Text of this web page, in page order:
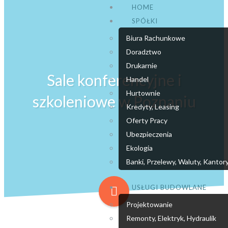
HOME
SPÓŁKI
Biura Rachunkowe
Doradztwo
Drukarnie
Handel
Hurtownie
Kredyty, Leasing
Oferty Pracy
Ubezpieczenia
Ekologia
Banki, Przelewy, Waluty,
USŁUGI BUDOWLANE
Projektowanie
Remonty, Elektryk, Hydraulik
Sale konferencyjne i
szkoleniowe w Poznaniu